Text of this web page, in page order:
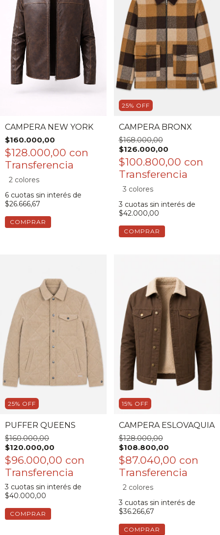
CAMPERA NEW YORK
$160.000,00
$128.000,00 con
2 colores
6 cuotas sin interés de
$26.666,67
COMPRAR
25% OFF
CAMPERA BRONX
$168.000,00
$126.000,00
$100.800,00 con
3 colores
3 cuotas sin interés de
$42.000,00
COMPRAR
25% OFF
PUFFER QUEENS
$160.000,00
$120.000,00
$96.000,00 con
3 cuotas sin interés de
$40.000,00
COMPRAR
15% OFF
CAMPERA ESLOVAQUIA
$128.000,00
$108.800,00
$87.040,00 con
2 colores
3 cuotas sin interés de
$36.266,67
COMPRAR